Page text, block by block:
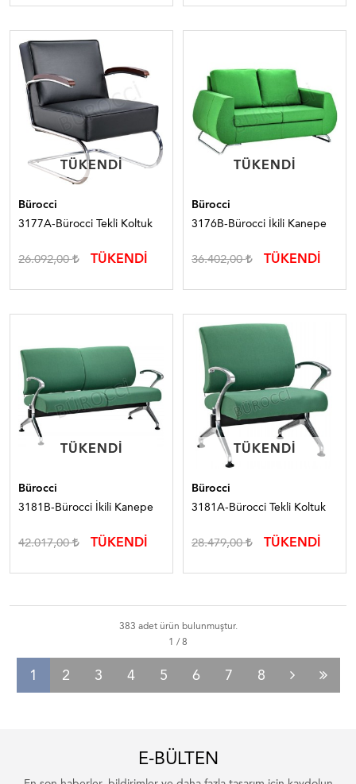
TÜKENDI
TÜKENDI
Bürocci
3177A-Bürocci Tekli Koltuk
26.092,00 TÜKENDİ
TÜKENDI
TÜKENDI
Bürocci
3176B-Bürocci İkili Kanepe
36.402,00 TÜKENDİ
TÜKENDI
TÜKENDI
Bürocci
3181B-Bürocci İkili Kanepe
42.017,00 TÜKENDİ
TÜKENDI
TÜKENDI
Bürocci
3181A-Bürocci Tekli Koltuk
28.479,00 TÜKENDİ
383 adet ürün bulunmuştur.
1 2 3 4 5 6 7 8
E-BÜLTEN